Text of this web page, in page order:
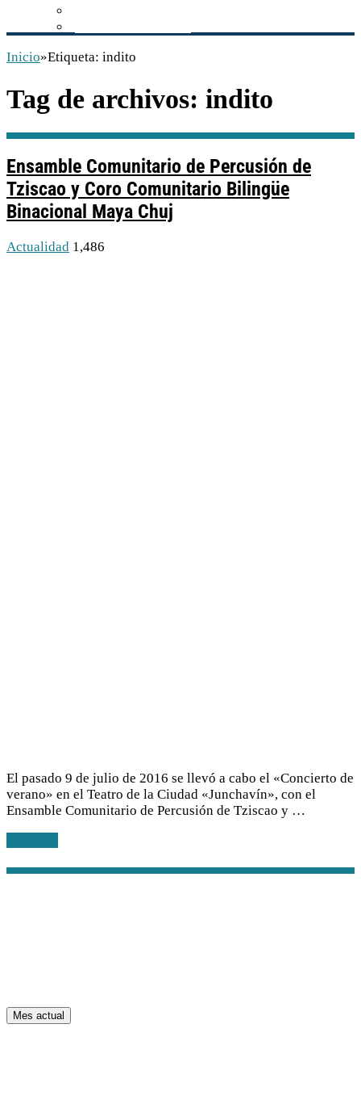
Inicio»Etiqueta: indito
Tag de archivos: indito
Ensamble Comunitario de Percusión de
Tziscao y Coro Comunitario Bilingüe
Binacional Maya Chuj
Actualidad 1,486
El pasado 9 de julio de 2016 se llevó a cabo el «Concierto de
verano» en el Teatro de la Ciudad «Junchavín», con el
Ensamble Comunitario de Percusión de Tziscao y …
Mes actual